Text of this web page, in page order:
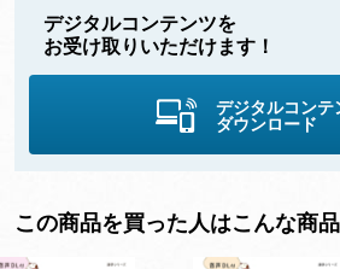
デジタルコンテンツを
お受け取りいただけます！
デジタルコンテ
ダウンロード
この商品を買った人はこんな商